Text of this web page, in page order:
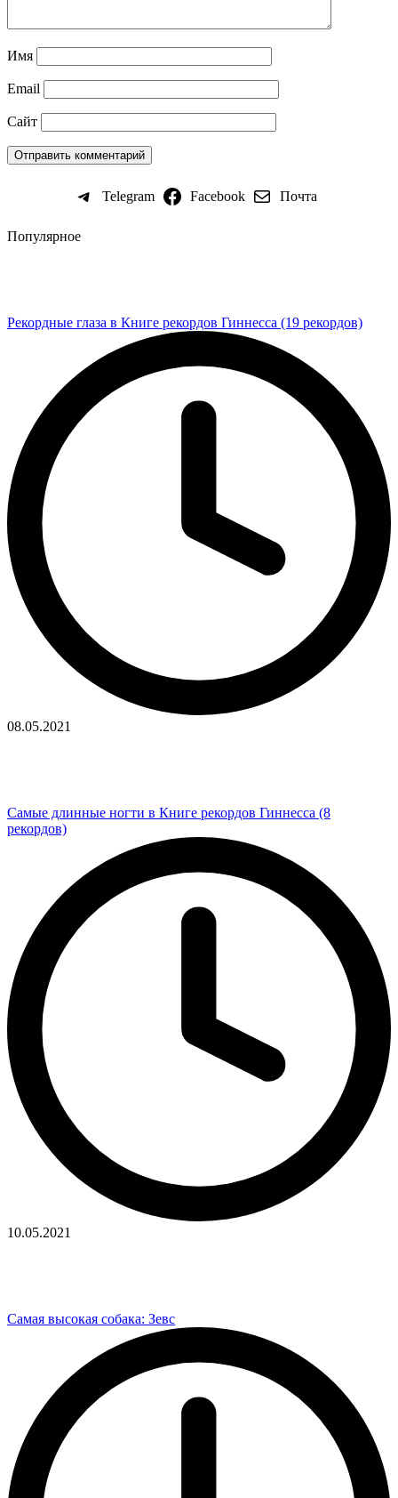
Имя
Email
Сайт
Telegram Facebook Почта
Популярное
Рекордные глаза в Книге рекордов Гиннесса (19 рекордов)
08.05.2021
Самые длинные ногти в Книге рекордов Гиннесса (8
рекордов)
10.05.2021
Самая высокая собака: Зевс